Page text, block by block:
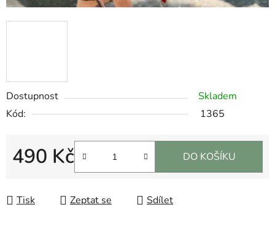
Dostupnost
Skladem
Kód:
1365
490 Kč DO KOŠÍKU
Tisk Zeptat se Sdílet